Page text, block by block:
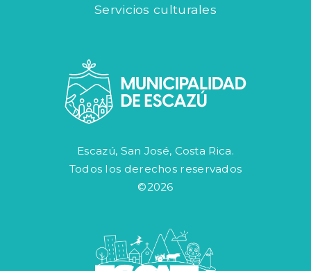
Servicios culturales
Escazú, San José, Costa Rica.
Todos los derechos reservados
©2026